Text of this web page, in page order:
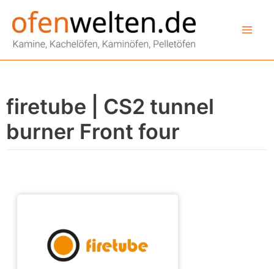
Inhalt
springen
firetube | CS2 tunnel
burner Front four